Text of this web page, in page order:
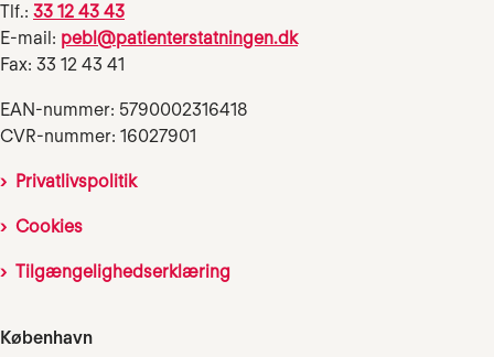
Tlf.: 33 12 43 43
E-mail: pebl@patienterstatningen.dk
Fax: 33 12 43 41
EAN-nummer: 5790002316418
CVR-nummer: 16027901
Privatlivspolitik
Cookies
Tilgængelighedserklæring
København